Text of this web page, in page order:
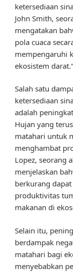
ketersediaan
John Smith,
mengatakan
pola cuaca
mempengaruhi
ekosistem darat.”
Salah satu
ketersediaan
adalah
Hujan yang
matahari untuk
menghambat
Lopez, seorang
menjelaskan
berkurang
produktivitas
makanan di
Selain itu,
berdampak
matahari bagi
menyebabkan